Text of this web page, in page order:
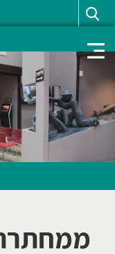
Toggle navigation